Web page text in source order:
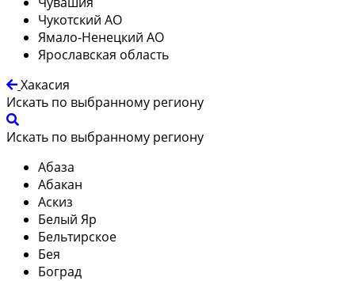
Чукотский АО
Ямало-Ненецкий АО
Ярославская область
Хакасия
Искать по выбранному региону
Искать по выбранному региону
Абаза
Абакан
Аскиз
Белый Яр
Бельтирское
Бея
Боград